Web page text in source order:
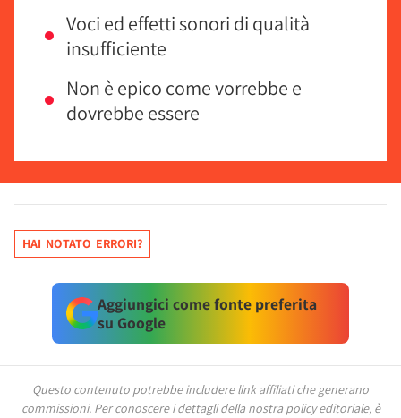
Voci ed effetti sonori di qualità
insufficiente
Non è epico come vorrebbe e
dovrebbe essere
HAI NOTATO ERRORI?
Aggiungici come fonte preferita
su Google
Questo contenuto potrebbe includere link affiliati che generano
commissioni. Per conoscere i dettagli della nostra policy editoriale, è